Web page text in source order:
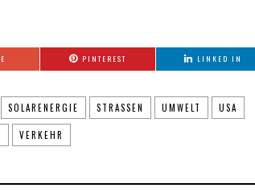
PINTEREST LINKED IN
SOLARENERGIE STRASSEN UMWELT USA
VERKEHR